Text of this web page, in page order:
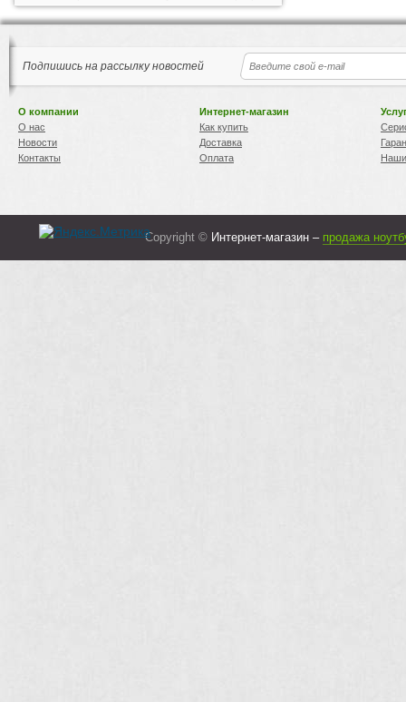
Подпишись на рассылку новостей
О компании
О нас
Новости
Контакты
Интернет-магазин
Как купить
Доставка
Оплата
Copyright © Интернет-магазин – продажа